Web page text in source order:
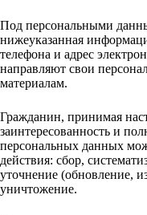
Под персональными
нижеуказанная
телефона и адрес
направляют свои
материалам.
Гражданин, принимая
заинтересованность и
персональных данных
действия: сбор,
уточнение (обновление,
уничтожение.